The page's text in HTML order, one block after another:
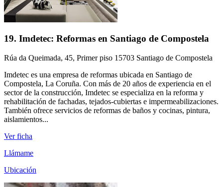
19. Imdetec: Reformas en Santiago de Compostela
Rúa da Queimada, 45, Primer piso 15703 Santiago de Compostela
Imdetec es una empresa de reformas ubicada en Santiago de
Compostela, La Coruña. Con más de 20 años de experiencia en el
sector de la construcción, Imdetec se especializa en la reforma y
rehabilitación de fachadas, tejados-cubiertas e impermeabilizaciones.
También ofrece servicios de reformas de baños y cocinas, pintura,
aislamientos...
Ver ficha
Llámame
Ubicación